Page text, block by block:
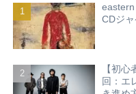
CDジ
【初
回：エ